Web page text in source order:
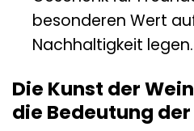
besonderen Wert
Nachhaltigkeit legen.
Die Kunst der
die Bedeutung